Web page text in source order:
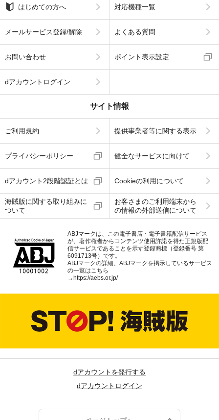
はじめての方へ 対応機種一覧
メールサービス登録/解除 よくある質問
お問い合わせ ポイント表示設定
dアカウントログイン
サイト情報
ご利用規約 提供事業者等に関する表示
プライバシーポリシー 健全なサービスに向けて
dアカウント2段階認証とは Cookieの利用について
海賊版に関する取り組みに
ついて
お客さまのご利用端末から
の情報の外部送信について
ABJマークは、この電子書店・電子書籍配信サービス
が、著作権者からコンテンツ使用許諾を得た正規版配
信サービスであることを示す登録商標（登録番号 第
6091713号）です。
ABJマークの詳細、ABJマークを掲示しているサービス
の一覧はこちら
→https://aebs.or.jp/
dアカウントを発行する
dアカウントログイン